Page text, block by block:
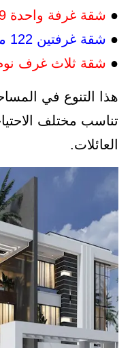
● شقة غرفة واحدة 89 متر مربع
● شقة غرفتين 122 متر مربع
● شقة ثلاث غرف نوم 131 متر
هذا التنوع في
تناسب مختلف
العائلات.